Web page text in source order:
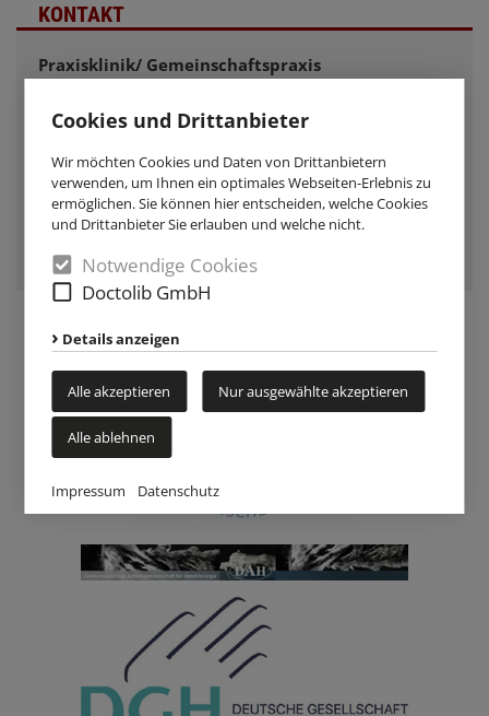
Cookies und Drittanbieter
Wir möchten Cookies und Daten von Drittanbietern
verwenden, um Ihnen ein optimales Webseiten-Erlebnis zu
ermöglichen. Sie können hier entscheiden, welche Cookies
und Drittanbieter Sie erlauben und welche nicht.
Notwendige Cookies
Doctolib GmbH
Details anzeigen
Alle akzeptieren Nur ausgewählte akzeptieren
Alle ablehnen
Impressum Datenschutz
KONTAKT
Praxisklinik/ Gemeinschaftspraxis
Dr med Frank Krause
Hoffmannstrasse 8
32105 Bad Salzuflen
Tel. 05222/62930
Fax 05222/629350
emailsenn.krause@handchirurgie-salzuflen.de